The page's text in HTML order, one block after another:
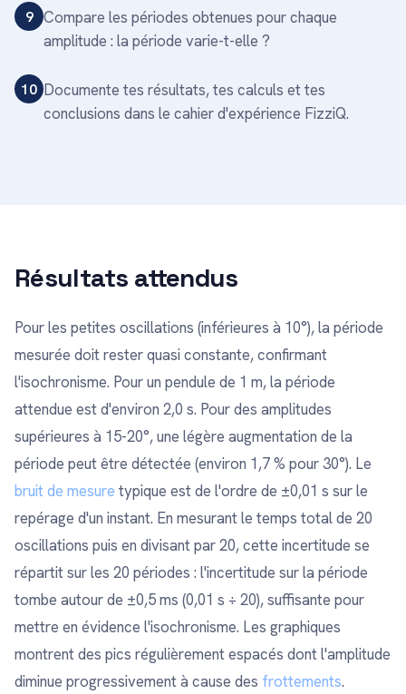
9 Compare les périodes obtenues pour chaque
amplitude : la période varie-t-elle ?
10 Documente tes résultats, tes calculs et tes
conclusions dans le cahier d'expérience FizziQ.
Résultats attendus
Pour les petites oscillations (inférieures à 10°), la période
mesurée doit rester quasi constante, confirmant
l'isochronisme. Pour un pendule de 1 m, la période
attendue est d'environ 2,0 s. Pour des amplitudes
supérieures à 15-20°, une légère augmentation de la
période peut être détectée (environ 1,7 % pour 30°). Le
bruit de mesure typique est de l'ordre de ±0,01 s sur le
repérage d'un instant. En mesurant le temps total de 20
oscillations puis en divisant par 20, cette incertitude se
répartit sur les 20 périodes : l'incertitude sur la période
tombe autour de ±0,5 ms (0,01 s ÷ 20), suffisante pour
mettre en évidence l'isochronisme. Les graphiques
montrent des pics régulièrement espacés dont l'amplitude
diminue progressivement à cause des frottements.